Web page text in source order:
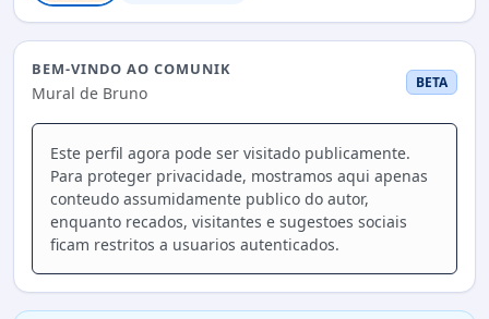
BEM-VINDO AO COMUNIK
Mural de Bruno
BETA
Este perfil agora pode ser visitado publicamente.
Para proteger privacidade, mostramos aqui apenas
conteudo assumidamente publico do autor,
enquanto recados, visitantes e sugestoes sociais
ficam restritos a usuarios autenticados.